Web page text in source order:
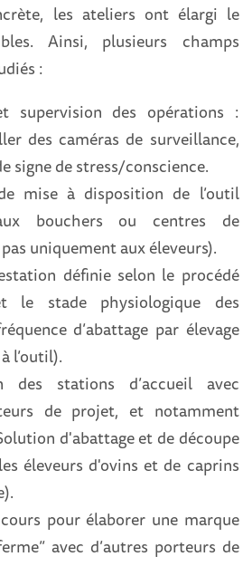
les ateliers ont élargi le
Ainsi, plusieurs champs
:
supervision des opérations :
des caméras de surveillance,
signe de stress/conscience.
mise à disposition de l’outil
bouchers ou centres de
uniquement aux éleveurs).
définie selon le procédé
le stade physiologique des
d’abattage par élevage
l’outil).
des stations d’accueil avec
de projet, et notamment
d'abattage et de découpe
éleveurs d'ovins et de caprins
pour élaborer une marque
avec d’autres porteurs de